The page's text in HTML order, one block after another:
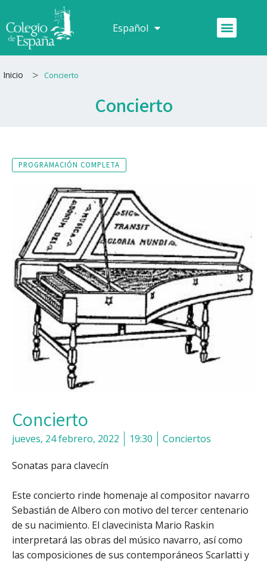
al
contenido
Español
Français Menú
Inicio > Concierto
Concierto
PROGRAMACIÓN COMPLETA
Concierto
jueves, 24 febrero, 2022 19:30 Conciertos
Sonatas para clavecín
Este concierto rinde homenaje al compositor navarro
Sebastián de Albero con motivo del tercer centenario
de su nacimiento. El clavecinista Mario Raskin
interpretará las obras del músico navarro, así como
las composiciones de sus contemporáneos Scarlatti y